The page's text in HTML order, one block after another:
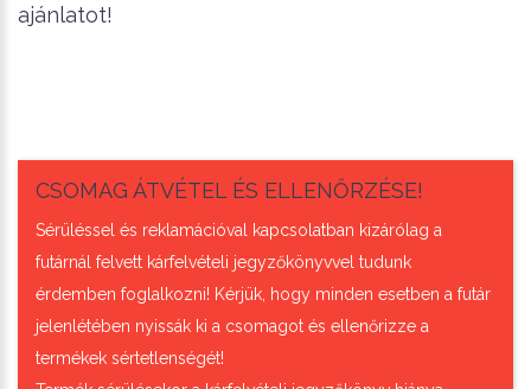
ajánlatot!
CSOMAG ÁTVÉTEL ÉS ELLENŐRZÉSE!
Sérüléssel és reklamációval kapcsolatban kizárólag a
futárnál felvett kárfelvételi jegyzőkönyvvel tudunk
érdemben foglalkozni! Kérjük, hogy minden esetben a futár
jelenlétében nyissák ki a csomagot és ellenőrizze a
termékek sértetlenségét!